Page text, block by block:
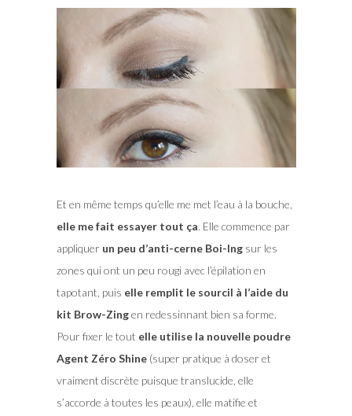
Et en même temps qu’elle me met l’eau à la bouche,
elle me fait essayer tout ça. Elle commence par
appliquer un peu d’anti-cerne Boi-Ingsur les
zones qui ont un peu rougi avec l’épilation en
tapotant, puis elle remplit le sourcil à l’aide du
kit Brow-Zingen redessinnant bien sa forme.
Pour fixer le tout elle utilise la nouvelle poudre
Agent Zéro Shine(super pratique à doser et
vraiment discrète puisque translucide, elle
s’accorde à toutes les peaux), elle matifie et